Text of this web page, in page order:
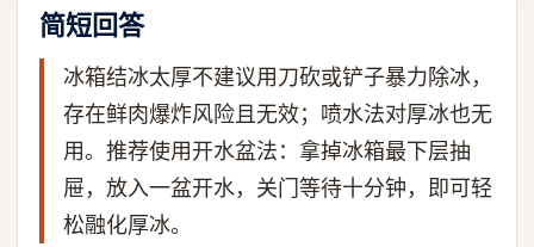
简短回答
冰箱结冰太厚不建议用刀砍或铲子暴力除冰，
存在鲜肉爆炸风险且无效；喷水法对厚冰也无
用。推荐使用开水盆法：拿掉冰箱最下层抽
屉，放入一盆开水，关门等待十分钟，即可轻
松融化厚冰。